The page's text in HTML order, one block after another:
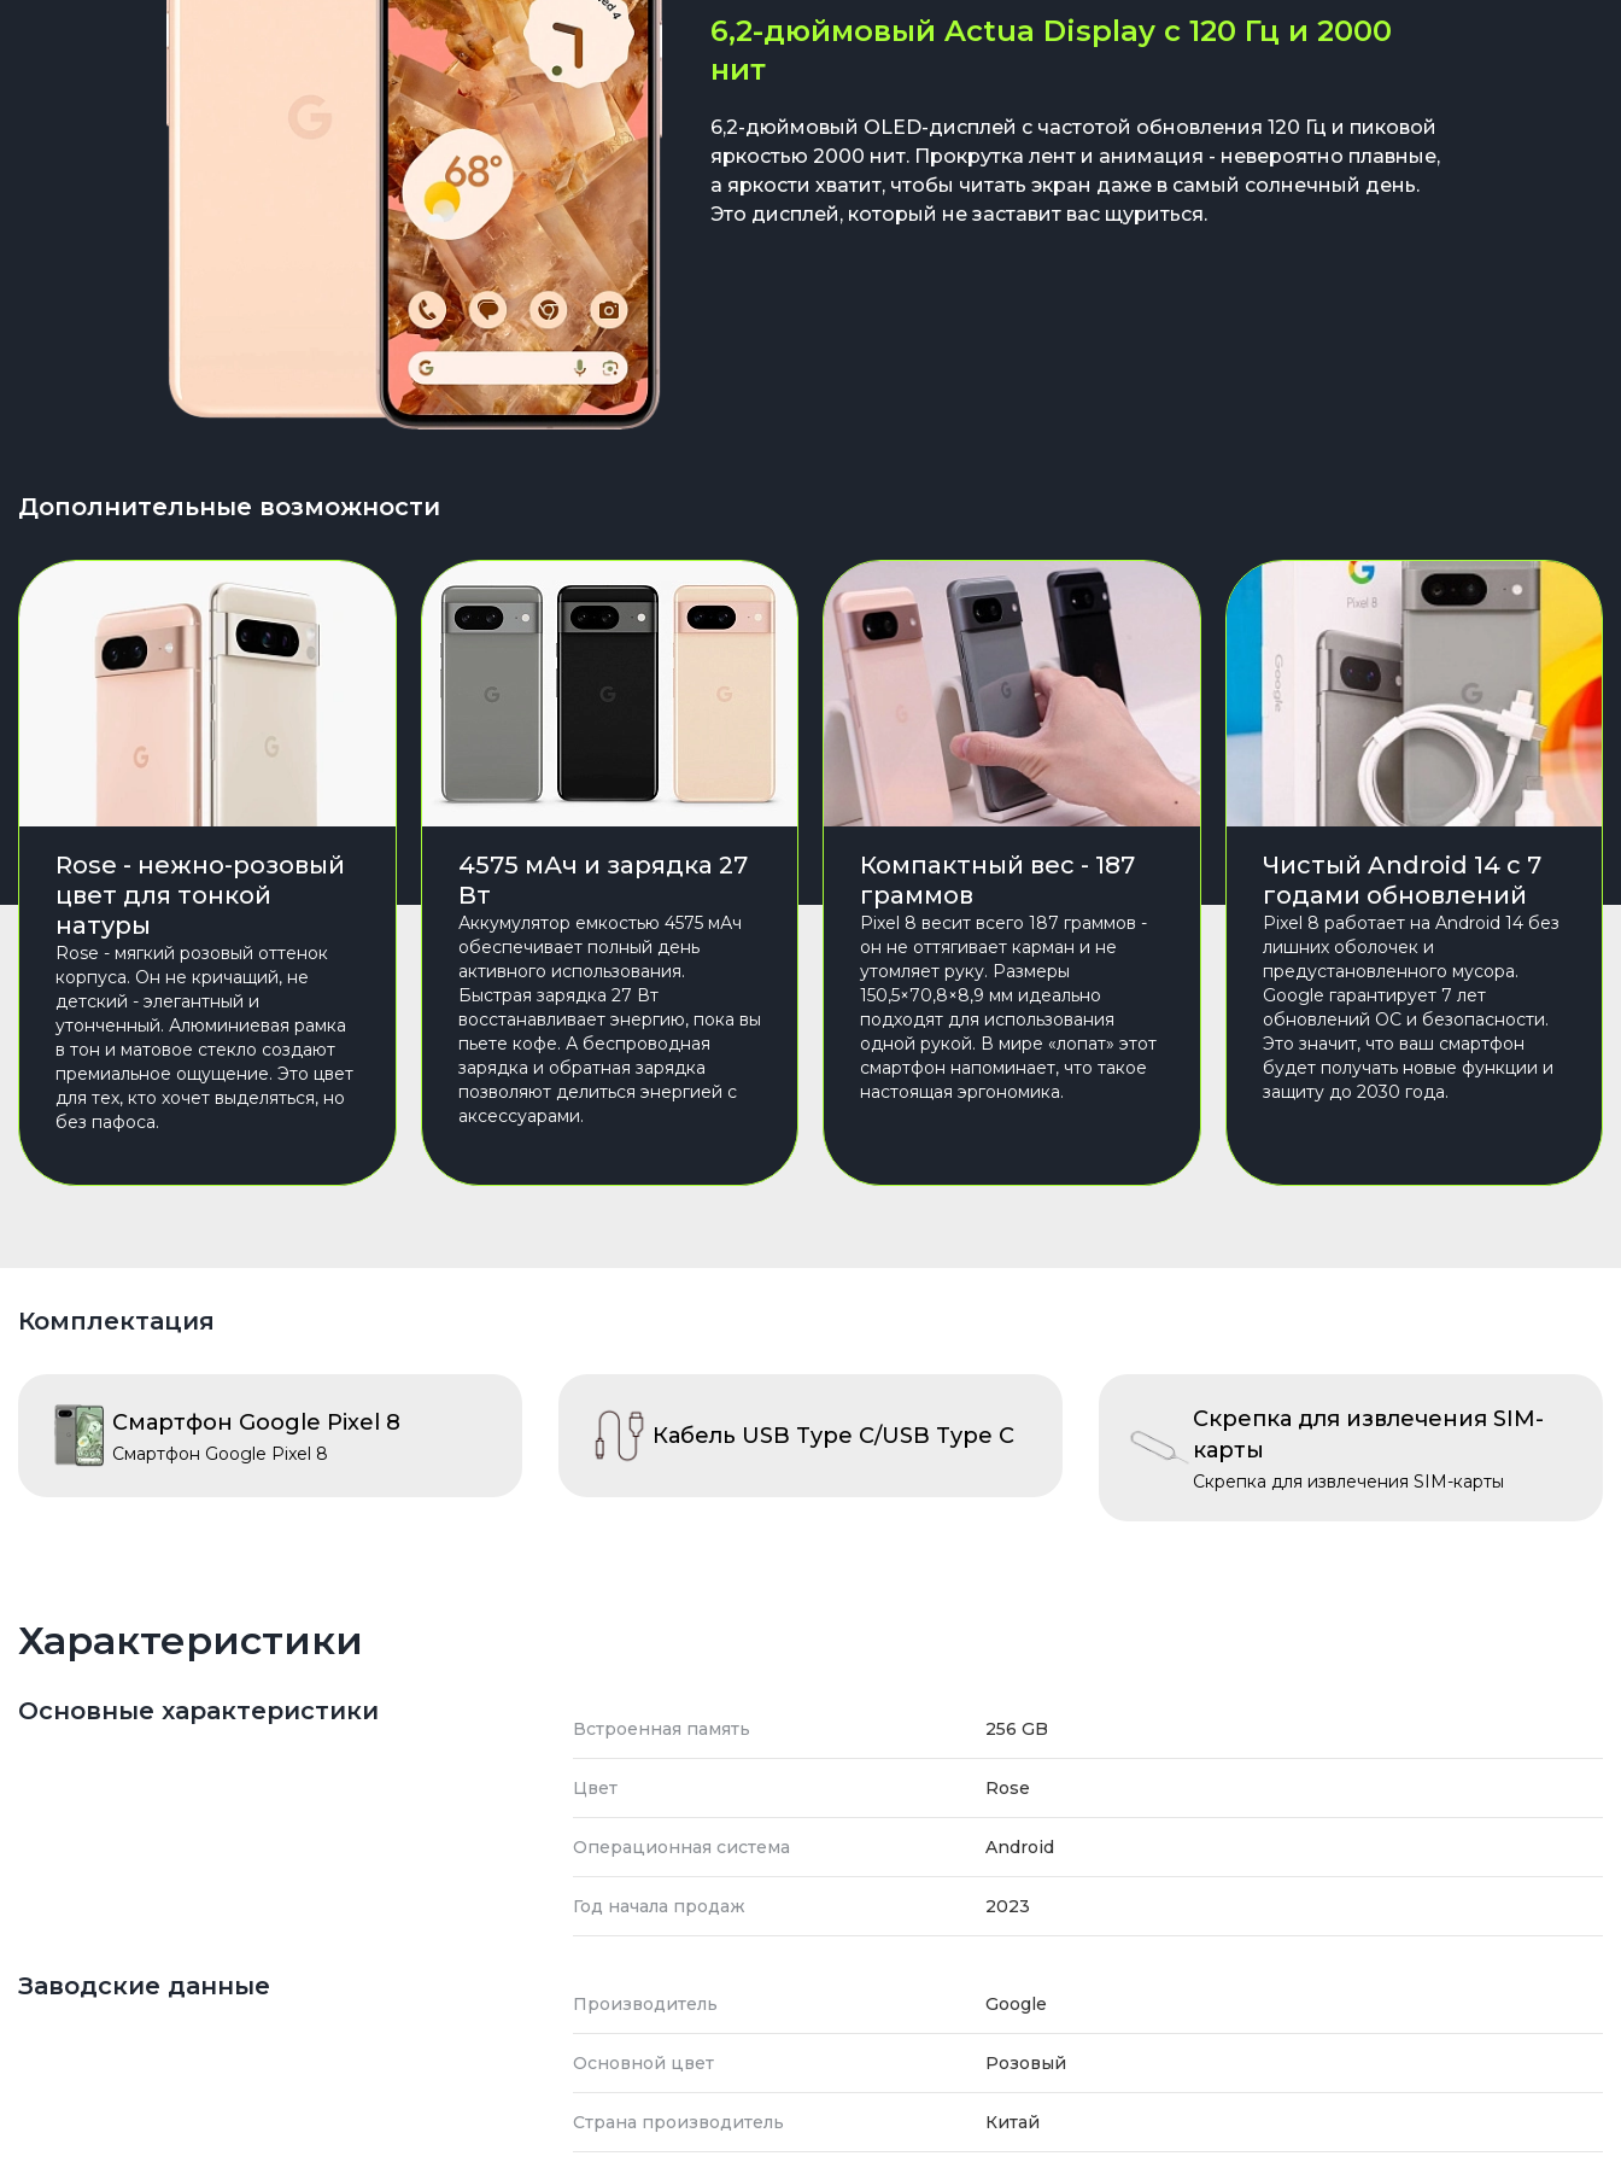
6,2-дюймовый Actua Display с 120 Гц и 2000
нит
6,2-дюймовый OLED-дисплей с частотой обновления 120 Гц и пиковой
яркостью 2000 нит. Прокрутка лент и анимация - невероятно плавные,
а яркости хватит, чтобы читать экран даже в самый солнечный день.
Это дисплей, который не заставит вас щуриться.
Дополнительные возможности
Rose - нежно-розовый
цвет для тонкой
натуры
Rose - мягкий розовый оттенок
корпуса. Он не кричащий, не
детский - элегантный и
утонченный. Алюминиевая рамка
в тон и матовое стекло создают
премиальное ощущение. Это цвет
для тех, кто хочет выделяться, но
без пафоса.
4575 мАч и зарядка 27
Вт
Аккумулятор емкостью 4575 мАч
обеспечивает полный день
активного использования.
Быстрая зарядка 27 Вт
восстанавливает энергию, пока вы
пьете кофе. А беспроводная
зарядка и обратная зарядка
позволяют делиться энергией с
аксессуарами.
Компактный вес - 187
граммов
Pixel 8 весит всего 187 граммов -
он не оттягивает карман и не
утомляет руку. Размеры
150,5×70,8×8,9 мм идеально
подходят для использования
одной рукой. В мире «лопат» этот
смартфон напоминает, что такое
настоящая эргономика.
Чистый Android 14 с 7
годами обновлений
Pixel 8 работает на Android 14 без
лишних оболочек и
предустановленного мусора.
Google гарантирует 7 лет
обновлений ОС и безопасности.
Это значит, что ваш смартфон
будет получать новые функции и
защиту до 2030 года.
Комплектация
Смартфон Google Pixel 8
Смартфон Google Pixel 8
Кабель USB Type C/USB Type C
Скрепка для извлечения SIM-
карты
Скрепка для извлечения SIM-карты
Характеристики
Основные характеристики
Встроенная память 256 GB
Цвет Rose
Операционная система Android
Год начала продаж 2023
Заводские данные
Производитель Google
Основной цвет Розовый
Страна производитель Китай